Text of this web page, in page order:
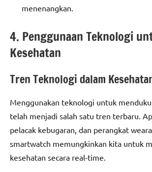
menenangkan.
4. Penggunaan Teknologi
Kesehatan
Tren Teknologi dalam
Menggunakan teknologi untuk
telah menjadi salah satu tren terbaru.
pelacak kebugaran, dan perangkat
smartwatch memungkinkan kita untuk
kesehatan secara real-time.